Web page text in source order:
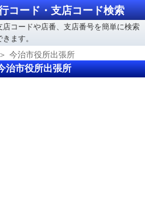
コード・支店コード検索
コードや店番、支店番号を簡単に検索
きます。
今治市役所出張所
治市役所出張所